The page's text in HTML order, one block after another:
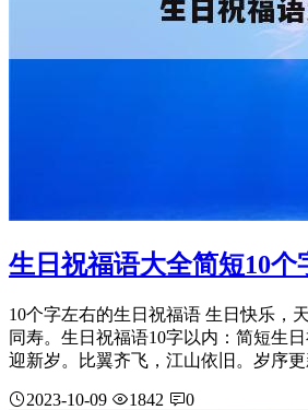
生日祝福语大全简短10个
10个字左右的生日祝福语 生日快乐，
同寿。生日祝福语10字以内：简短生
迎新岁。比翼齐飞，江山依旧。岁序
2023-10-09 1842 0